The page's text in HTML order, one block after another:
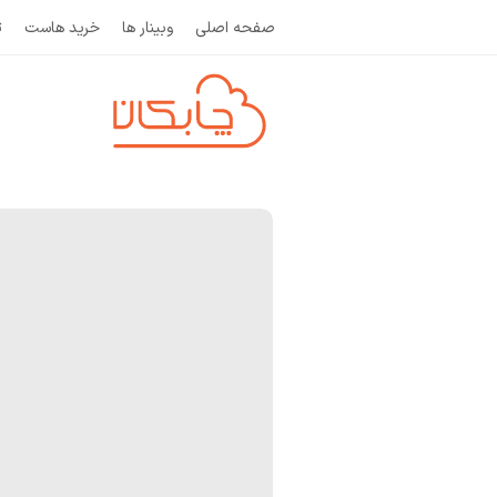
صفحه اصلی وبینار ها خرید هاست
و
ب